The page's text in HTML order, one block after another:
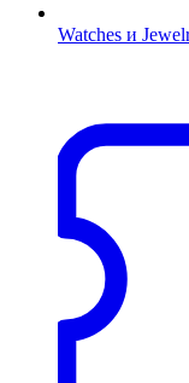
Watches и